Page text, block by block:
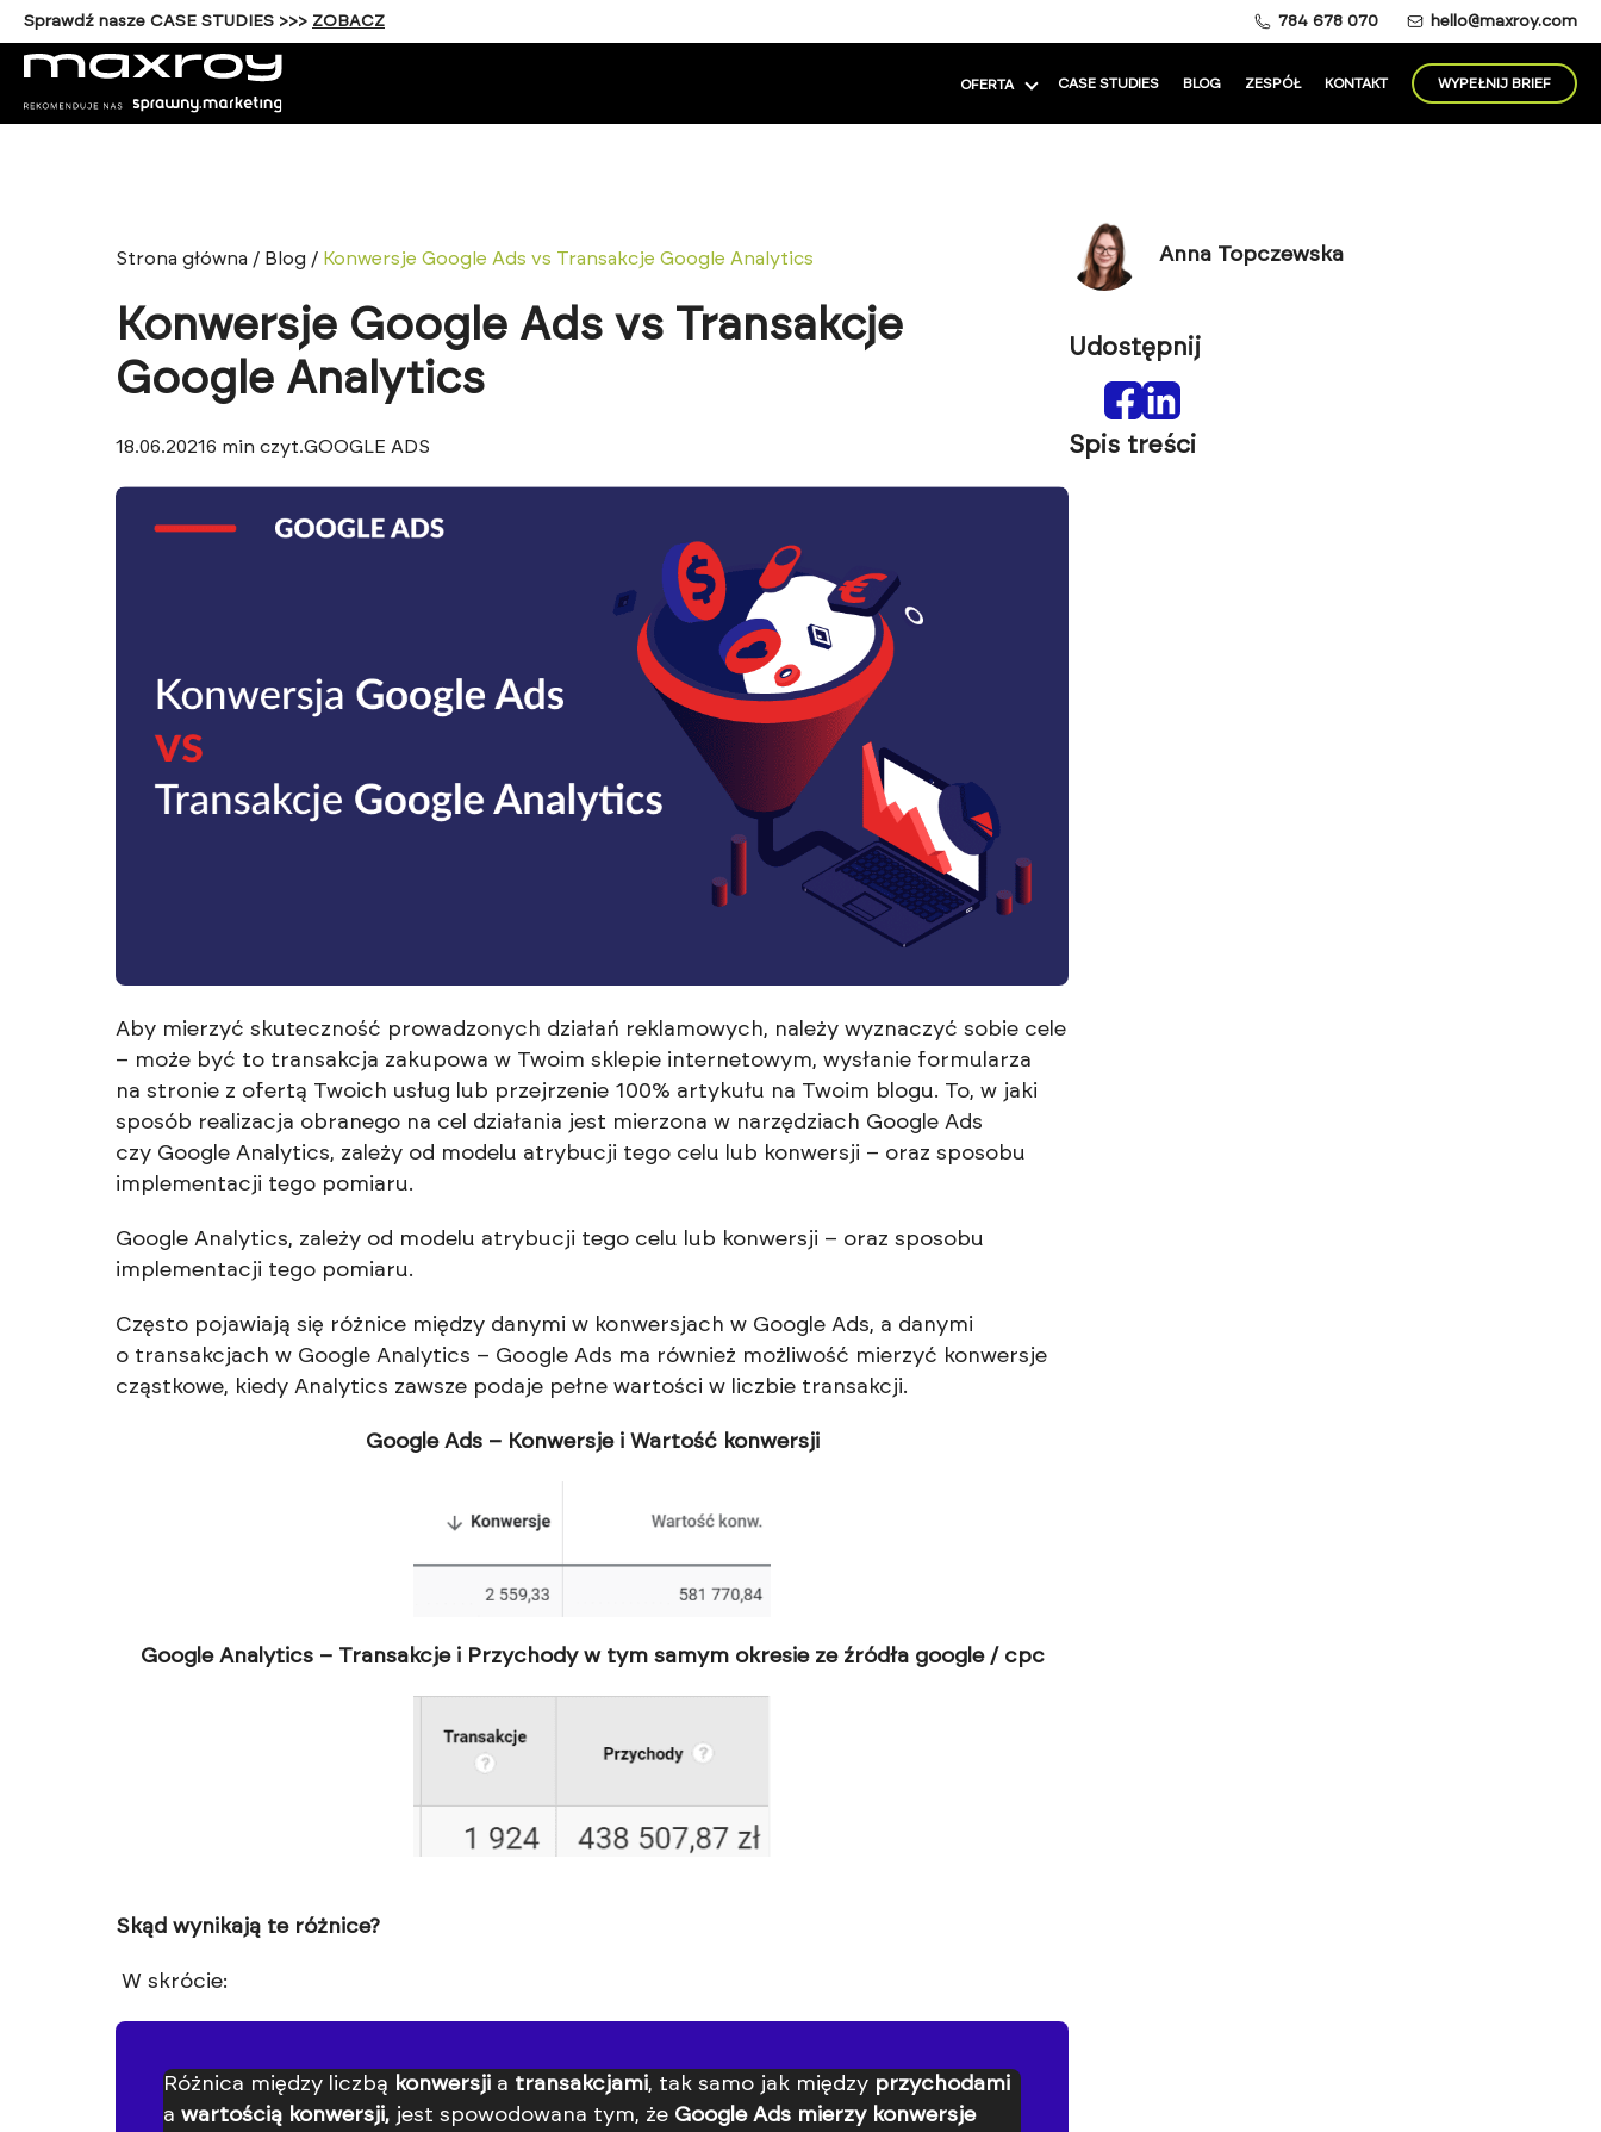
Sprawdź nasze CASE STUDIES >>> ZOBACZ 784 678 070 hello@maxroy.com
OFERTA CASE STUDIES BLOG ZESPÓŁ KONTAKT WYPEŁNIJ BRIEF
Strona główna / Blog / Konwersje Google Ads vs Transakcje Google Analytics
Konwersje Google Ads vs Transakcje
Google Analytics
18.06.20216 min czyt.GOOGLE ADS
Aby mierzyć skuteczność prowadzonych działań reklamowych, należy wyznaczyć sobie cele
– może być to transakcja zakupowa w Twoim sklepie internetowym, wysłanie formularza
na stronie z ofertą Twoich usług lub przejrzenie 100% artykułu na Twoim blogu. To, w jaki
sposób realizacja obranego na cel działania jest mierzona w narzędziach Google Ads
czy Google Analytics, zależy od modelu atrybucji tego celu lub konwersji – oraz sposobu
implementacji tego pomiaru.
Google Analytics, zależy od modelu atrybucji tego celu lub konwersji – oraz sposobu
implementacji tego pomiaru.
Często pojawiają się różnice między danymi w konwersjach w Google Ads, a danymi
o transakcjach w Google Analytics – Google Ads ma również możliwość mierzyć konwersje
cząstkowe, kiedy Analytics zawsze podaje pełne wartości w liczbie transakcji.
Google Ads – Konwersje i Wartość konwersji
Google Analytics – Transakcje i Przychody w tym samym okresie ze źródła google / cpc
Skąd wynikają te różnice?
W skrócie:
Różnica między liczbą konwersji a transakcjami, tak samo jak między przychodami
a wartością konwersji, jest spowodowana tym, że Google Ads mierzy konwersje
Anna Topczewska
Udostępnij
Spis treści